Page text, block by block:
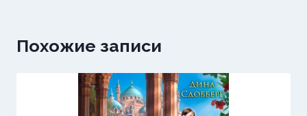
Похожие записи